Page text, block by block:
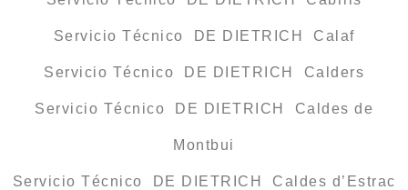
Servicio Técnico DE DIETRICH Calaf
Servicio Técnico DE DIETRICH Calders
Servicio Técnico DE DIETRICH Caldes de
Montbui
Servicio Técnico DE DIETRICH Caldes d’Estrac